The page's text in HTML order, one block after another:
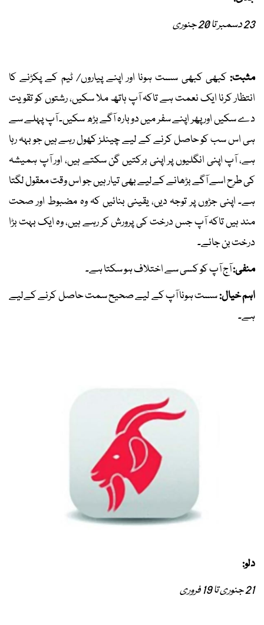
23 دسمبر تا 20 جنوری
مثبت:کبھی کبھی سست ہونا اور اپنے پیاروں/ ٹیم کے پکڑنے کا
انتظار کرنا ایک نعمت ہے تاکہ آپ ہاتھ ملا سکیں، رشتوں کو تقویت
دے سکیں اور پھر اپنے سفر میں دوبارہ آگے بڑھ سکیں۔ آپ پہلے سے
ہی اس سب کو حاصل کرنے کے لیے چینلز کھول رہے ہیں جو بہہ رہا
ہے، آپ اپنی انگلیوں پر اپنی برکتیں گن سکتے ہیں، اور آپ ہمیشہ
کی طرح اسے آگے بڑھانے کےلیے بھی تیار ہیں جو اس وقت معقول لگتا
ہے۔ اپنی جڑوں پر توجہ دیں، یقینی بنائیں کہ وہ مضبوط اور صحت
مند ہیں تاکہ آپ جس درخت کی پرورش کر رہے ہیں، وہ ایک بہت بڑا
درخت بن جائے۔
منفی:آج آپ کو کسی سے اختلاف ہو سکتا ہے۔
اہم خیال:سست ہونا آپ کے لیے صحیح سمت حاصل کرنے کےلیے
ہے۔
دلو:
21 جنوری تا 19 فروری